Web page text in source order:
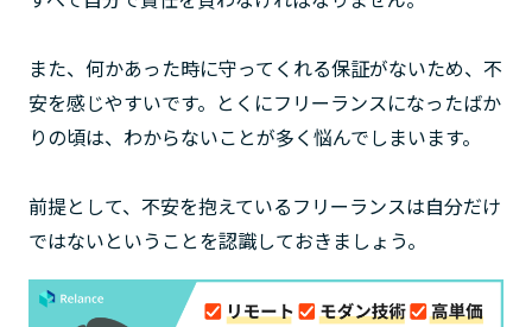
また、何かあった時に守ってくれる保証がないため、不
安を感じやすいです。とくにフリーランスになったばか
りの頃は、わからないことが多く悩んでしまいます。
前提として、不安を抱えているフリーランスは自分だけ
ではないということを認識しておきましょう。